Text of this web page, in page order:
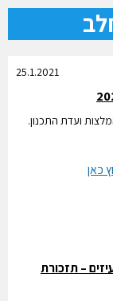
25.1.2021
כאן
– תזכורת